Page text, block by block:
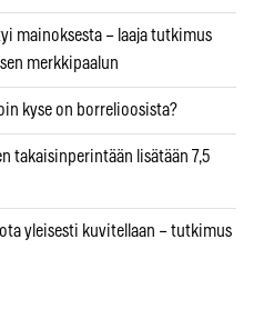
mainoksesta – laaja tutkimus
merkkipaalun
kyse on borrelioosista?
takaisinperintään lisätään 7,5
yleisesti kuvitellaan – tutkimus